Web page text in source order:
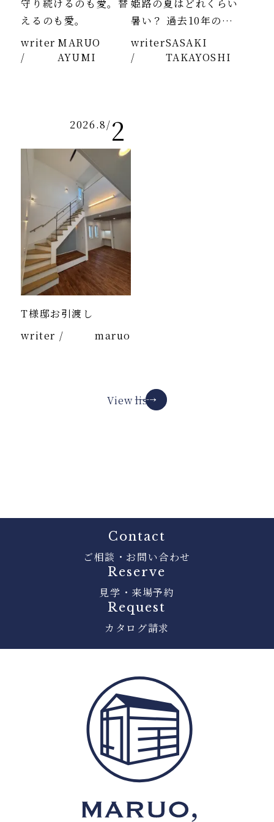
守り続けるのも愛。替
えるのも愛。
writer
/
MARUO
AYUMI
姫路の夏はどれくらい
暑い？ 過去10年のデ
ータより
writer
/
SASAKI
TAKAYOSHI
2026.8/2
T様邸お引渡し
writer /
maruo
View list
Contact
ご相談・お問い合わせ
Reserve
見学・来場予約
Request
カタログ請求